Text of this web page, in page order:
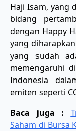
Haji Isam, yang
bidang
dengan Happy
yang
yang sudah
memengaruhi
Indonesia
emiten seperti
Baca juga :
Saham di Bursa